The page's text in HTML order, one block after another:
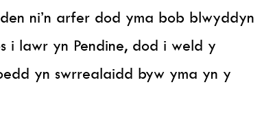
ni’n arfer dod yma bob blwyddyn
i lawr yn Pendine, dod i weld y
yn swrrealaidd byw yma yn y